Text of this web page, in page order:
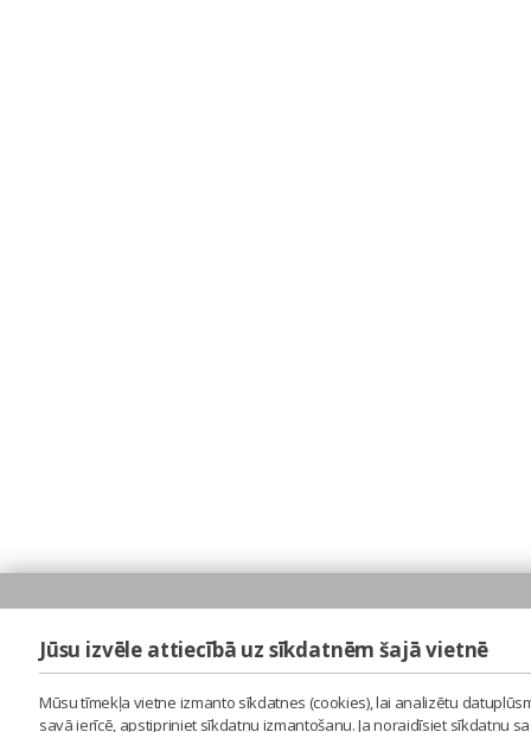
Jūsu izvēle attiecībā uz sīkdatnēm šajā vietnē
Mūsu tīmekļa vietne izmanto sīkdatnes (cookies), lai analizētu
savā ierīcē, apstipriniet sīkdatņu izmantošanu. Ja noraidīsiet sīkdatņu